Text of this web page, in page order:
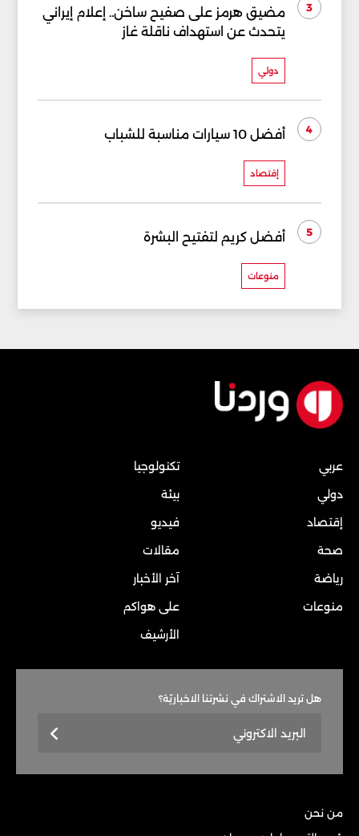
3
مضيق هرمز على صفيح ساخن.. إعلام إيراني
يتحدث عن استهداف ناقلة غاز
دولي
4 أفضل 10 سيارات مناسبة للشباب
إقتصاد
5 أفضل كريم لتفتيح البشرة
منوعات
عربي
دولي
إقتصاد
صحة
رياضة
منوعات
تكنولوجيا
بيئة
فيديو
مقالات
آخر الأخبار
على هواكم
الأرشيف
هل تريد الاشتراك في نشرتنا الاخباريّة؟
من نحن